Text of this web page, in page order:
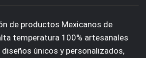
de productos Mexicanos de
temperatura 100% artesanales
únicos y personalizados,